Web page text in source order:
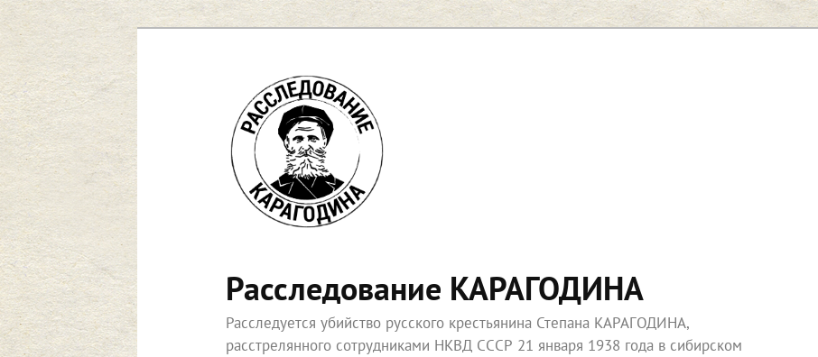
Перейти
к
основному
содержимому
Расследование КАРАГОДИНА
Расследуется убийство русского крестьянина Степана КАРАГОДИНА,
расстрелянного сотрудниками НКВД СССР 21 января 1938 года в сибирском